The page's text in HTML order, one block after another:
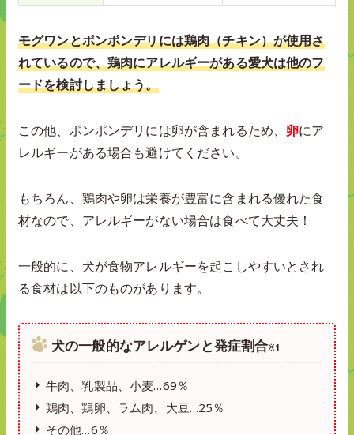
モグワンとポンポンデリには鶏肉（チキン）が使用さ
れているので、鶏肉にアレルギーがある愛犬は他のフ
ードを検討しましょう。
この他、ポンポンデリには卵が含まれるため、 卵にア
レルギーがある場合も避けてください。
もちろん、鶏肉や卵は栄養が豊富に含まれる優れた食
材なので、アレルギーがない場合は食べて大丈夫！
一般的に、犬が食物アレルギーを起こしやすいとされ
る食材は以下のものがあります。
犬の一般的なアレルゲンと発症割合※1
牛肉、乳製品、小麦…69％
鶏肉、鶏卵、ラム肉、大豆…25％
その他…6％